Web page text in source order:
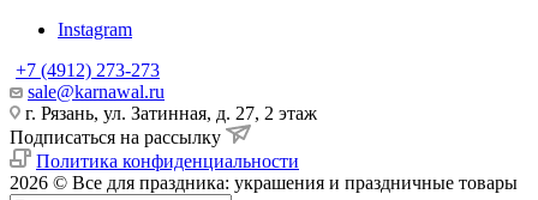
Instagram
+7 (4912) 273-273
sale@karnawal.ru
г. Рязань, ул. Затинная, д. 27, 2 этаж
Подписаться на рассылку
Политика конфиденциальности
2026 © Все для праздника: украшения и праздничные товары